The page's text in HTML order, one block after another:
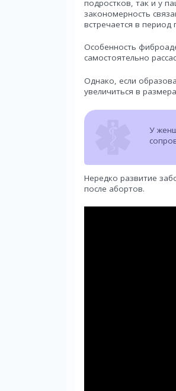
подростков, так и у
закономерность
встречается в
Особенность
самостоятельно
Однако, если
увеличиться в
У
Нередко развитие
после абортов.